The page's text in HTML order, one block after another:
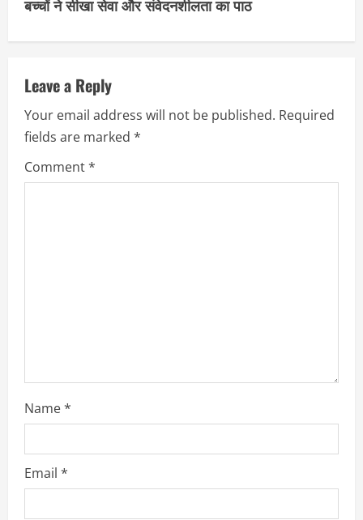
n
e
R
e
बच्चों ने सीखा सेवा और संवेदनशीलता का पाठ
Leave a Reply
Your email address will not be published. Required
fields are marked *
Comment*
Name*
Email *